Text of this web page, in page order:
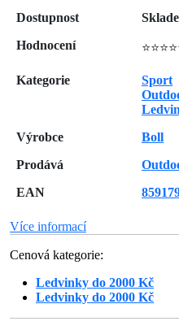
Dostupnost
Hodnocení
Kategorie
Sport
Výrobce
Boll
Prodává
EAN
Více informací
Cenová kategorie:
Ledvinky do 2000 Kč
Ledvinky do 2000 Kč